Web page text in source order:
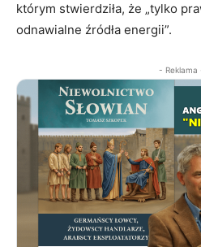
którym stwierdziła, że „tylko
odnawialne źródła energii”.
- Reklama